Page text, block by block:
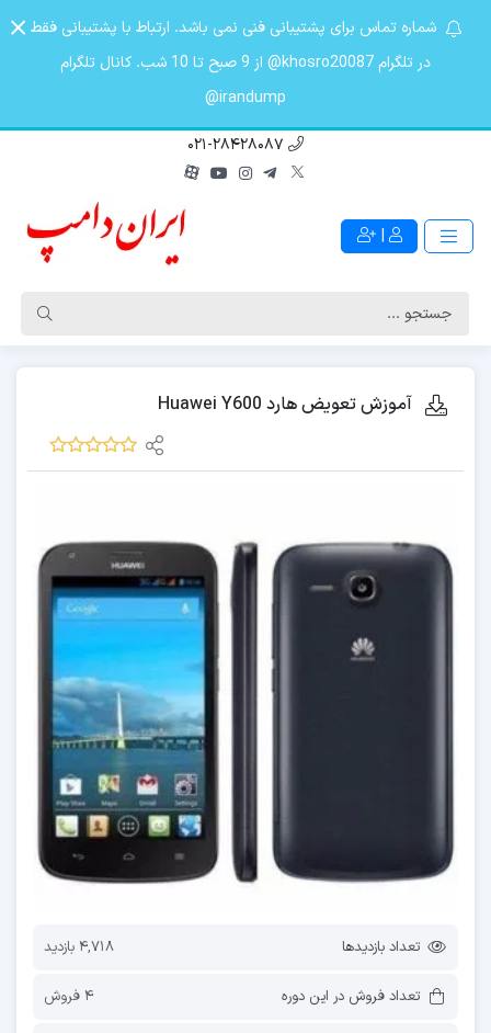
شماره تماس برای پشتیبانی فنی نمی باشد. ارتباط با پشتیبانی فقط
در تلگرام khosro20087@ از 9 صبح تا 10 شب. کانال تلگرام
irandump@
021-28428087
|
آموزش تعویض هارد Huawei Y600
تعداد بازدیدها 4,718 بازدید
تعداد فروش در این دوره 4 فروش